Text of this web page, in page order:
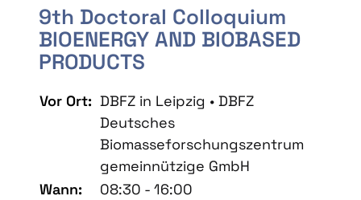
9th Doctoral Colloquium
BIOENERGY AND BIOBASED
PRODUCTS
Vor Ort: DBFZ in Leipzig • DBFZ
Deutsches
Biomasseforschungszentrum
gemeinnützige GmbH
Wann:
08:30 - 16:00